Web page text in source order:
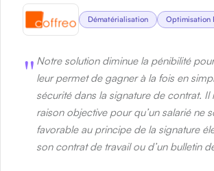
Dématérialisation Optimisation
" Notre solution diminue la pénibilité
leur permet de gagner à la fois en
sécurité dans la signature de contrat. Il
raison objective pour qu’un salarié ne
favorable au principe de la signature
son contrat de travail ou d’un bulletin